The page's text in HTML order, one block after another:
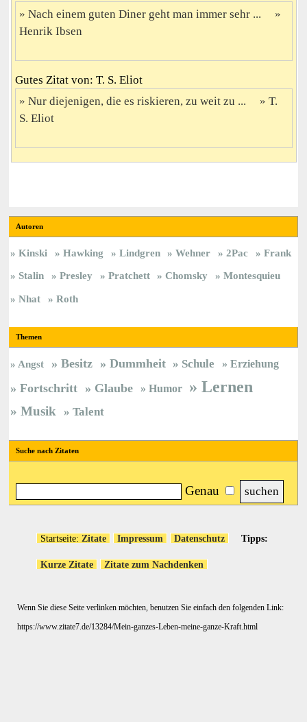
Nach einem guten Diner geht man immer sehr ...
Henrik Ibsen
Gutes Zitat von: T. S. Eliot
Nur diejenigen, die es riskieren, zu weit zu ...
T.
S. Eliot
Autoren
Kinski Hawking Lindgren Wehner 2Pac
Frank
Stalin
Presley Pratchett Chomsky
Montesquieu
Nhat
Roth
Themen
Angst Besitz Dummheit Schule Erziehung
Fortschritt Glaube Humor Lernen
Musik Talent
Suche nach Zitaten
Genau
Startseite: Zitate Impressum Datenschutz Tipps:
Kurze Zitate Zitate zum Nachdenken
Wenn Sie diese Seite verlinken möchten, benutzen Sie einfach den folgenden Link:
https://www.zitate7.de/13284/Mein-ganzes-Leben-meine-ganze-Kraft.html